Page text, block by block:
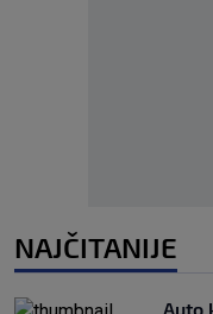
NAJČITANIJE
Auto